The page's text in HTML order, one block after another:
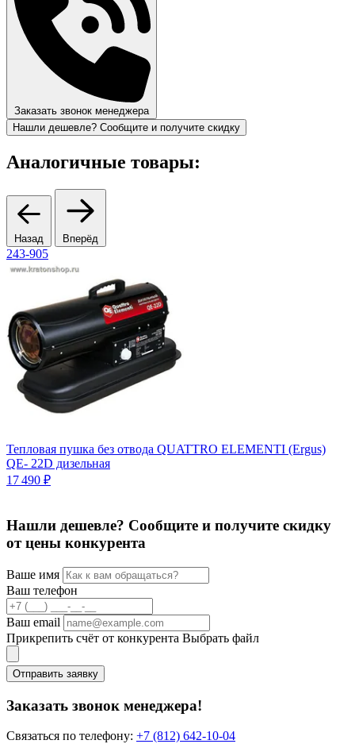
Заказать звонок менеджера
Нашли дешевле? Сообщите и получите скидку
Аналогичные товары:
Назад Вперёд
243-905
Тепловая пушка без отвода QUATTRO ELEMENTI (Ergus)
QE- 22D дизельная
17 490 ₽
Нашли дешевле? Сообщите и получите скидку
от цены конкурента
Ваше имя
Ваш телефон
Ваш email
Прикрепить счёт от конкурента Выбрать файл
Отправить заявку
Заказать звонок менеджера!
Связаться по телефону: +7 (812) 642-10-04